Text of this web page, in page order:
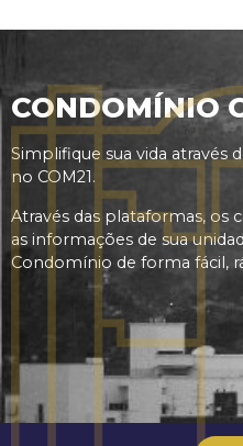
CONDOMÍNIO
Simplifique sua vida através
no COM21.
Através das plataformas, os
as informações de sua
Condomínio de forma fácil,